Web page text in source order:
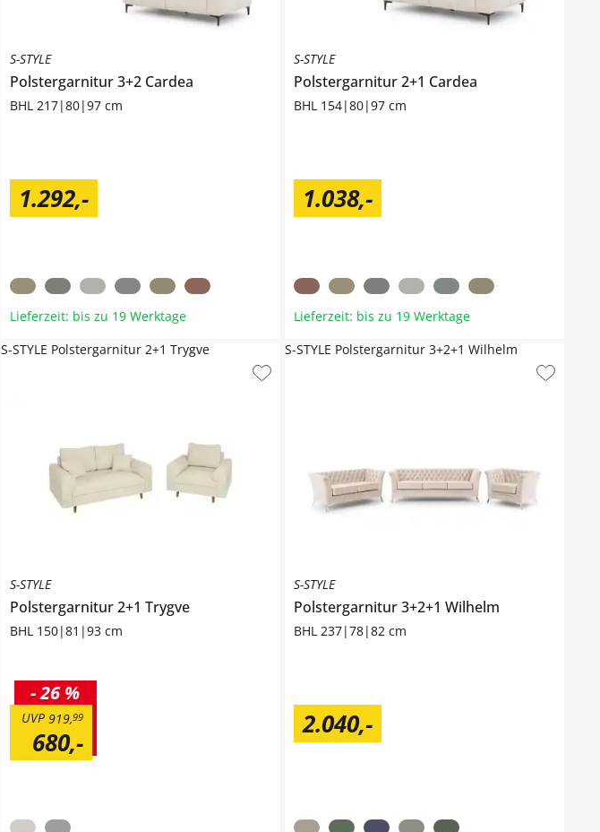
S-STYLE
Polstergarnitur 3+2 Cardea
BHL 217|80|97 cm
1.292,-
Lieferzeit: bis zu 19 Werktage
S-STYLE
Polstergarnitur 2+1 Cardea
BHL 154|80|97 cm
1.038,-
Lieferzeit: bis zu 19 Werktage
S-STYLE
Polstergarnitur 2+1 Trygve
BHL 150|81|93 cm
680,-
919,99
UVP
-26 %
S-STYLE Polstergarnitur 2+1 Trygve
S-STYLE
Polstergarnitur 3+2+1 Wilhelm
BHL 237|78|82 cm
2.040,-
S-STYLE Polstergarnitur 3+2+1 Wilhelm